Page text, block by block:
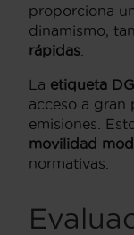
proporciona
dinamismo,
rápidas
La etiqueta
acceso a gran
emisiones.
movilidad
normativas.